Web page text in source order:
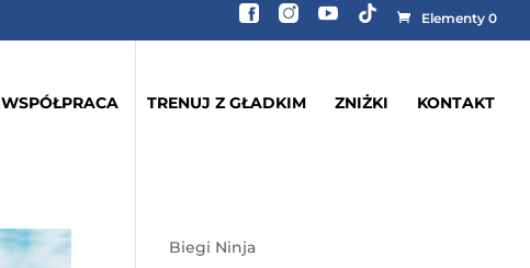
Elementy 0
WSPÓŁPRACA TRENUJ Z GŁADKIM ZNIŻKI KONTAKT
Biegi Ninja